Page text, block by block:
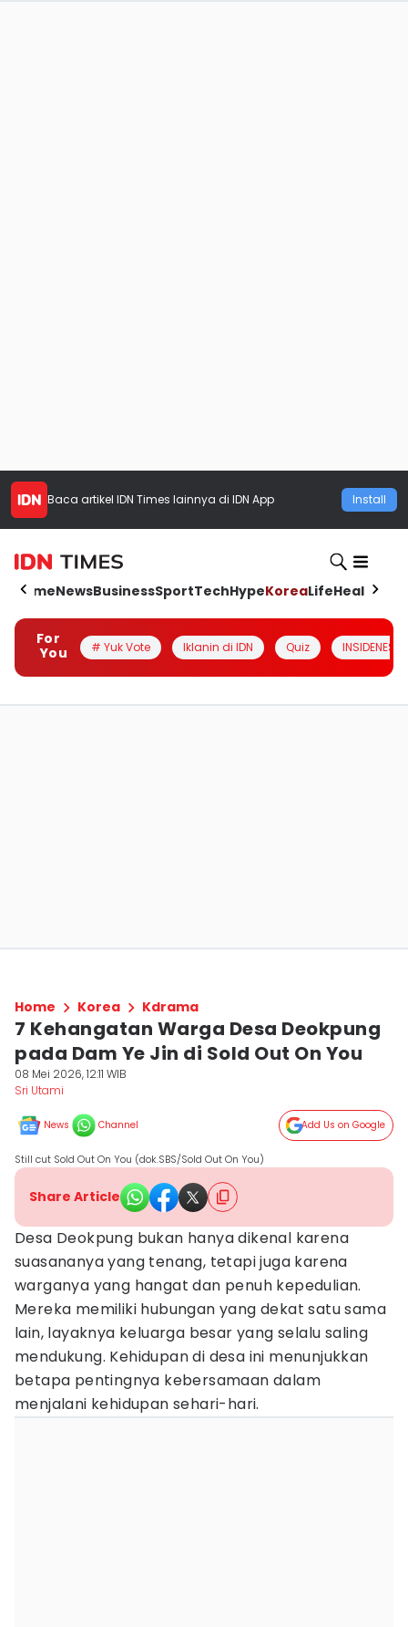
Baca artikel IDN Times lainnya di IDN App Install
HomeNewsBusinessSportTechHypeKoreaLifeHealth
For
You
# Yuk Vote Iklanin di IDN Quiz INSIDENESIA
Home Korea Kdrama
7 Kehangatan Warga Desa Deokpung
pada Dam Ye Jin di Sold Out On You
08 Mei 2026, 12:11 WIB
Sri Utami
News Channel Add Us on Google
Still cut Sold Out On You (dok.SBS/Sold Out On You)
Share Article
Desa Deokpung bukan hanya dikenal karena
suasananya yang tenang, tetapi juga karena
warganya yang hangat dan penuh kepedulian.
Mereka memiliki hubungan yang dekat satu sama
lain, layaknya keluarga besar yang selalu saling
mendukung. Kehidupan di desa ini menunjukkan
betapa pentingnya kebersamaan dalam
menjalani kehidupan sehari-hari.